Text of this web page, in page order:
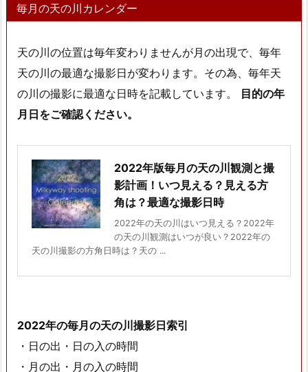
毎月の天の川カレンダー
天の川の位置は毎年変わりませんが月の出現で、毎年
天の川の最適な撮影日が変わります。その為、毎年天
の川の撮影に最適な日時を記載しています。 目的の年
月日をご確認ください。
2022年版毎月の天の川観測と撮
影計画！いつ見える？見える方
角は？最適な撮影日時
2022年の天の川はいつ見える？2022年
の天の川観測はいつが良い？2022年の
天の川撮影の方角日時は？天の ...
2022年の毎月の天の川撮影日索引
・日の出・日の入の時間
・月の出・月の入の時間